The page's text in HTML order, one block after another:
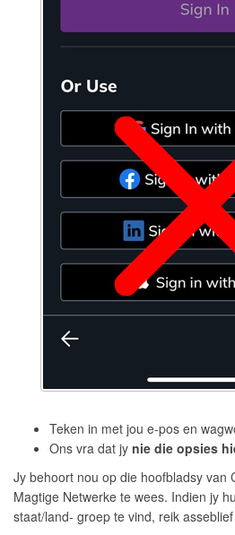
Teken in met jou e-pos en
Ons vra dat jy nie die opsies
Jy behoort nou op die hoofbladsy van
Magtige Netwerke te wees. Indien jy
staat/land- groep te vind, reik